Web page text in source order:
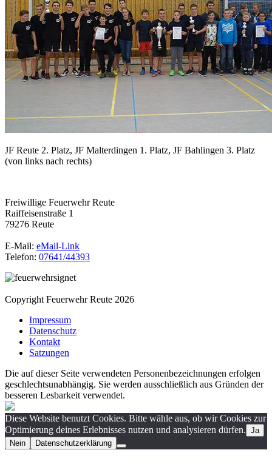
JF Reute 2. Platz, JF Malterdingen 1. Platz, JF Bahlingen 3. Platz
(von links nach rechts)
Freiwillige Feuerwehr Reute
Raiffeisenstraße 1
79276 Reute
E-Mail: eMail-Link
Telefon: 07641/44393
Copyright Feuerwehr Reute 2026
Impressum
Datenschutz
Kontakt
Satzungen
Die auf dieser Seite verwendeten Personenbezeichnungen erfolgen
geschlechtsunabhängig. Sie werden ausschließlich aus Gründen der
besseren Lesbarkeit verwendet.
Diese Website benutzt Cookies. Bitte wähle aus, ob wir Cookies zur
Optimierung deines Erlebnisses nutzen und analysieren dürfen. Ja
Nein
Datenschutzerklärung